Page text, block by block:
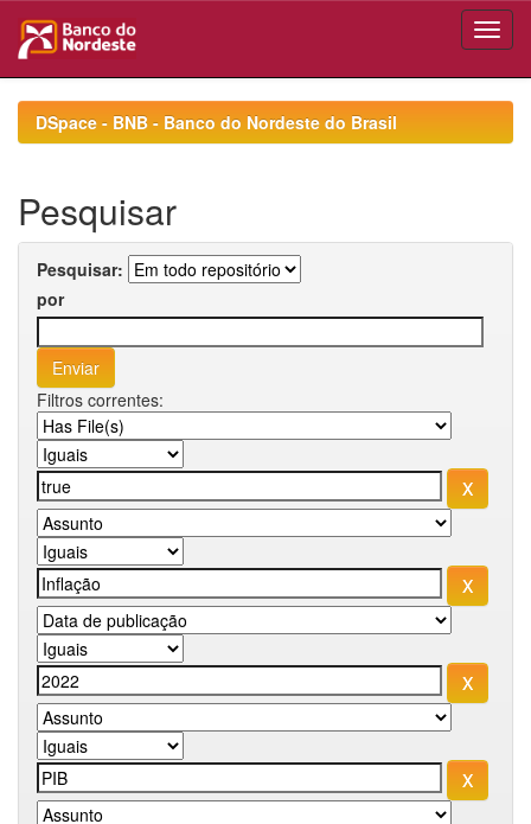
navigationDSpace - BNB - Banco do Nordeste do Brasil
Pesquisar
Pesquisar:
por
Filtros correntes: